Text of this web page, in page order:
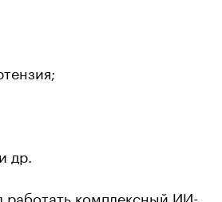
др.
работать комплексный ИИ-